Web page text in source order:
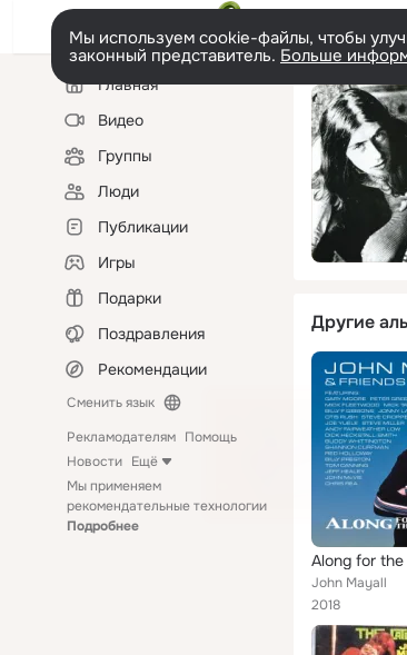
Мы используем cookie-файлы, чтобы
законный представитель. Больше
Левая
колонкаГлавная
Видео
Группы
Люди
Публикации
Игры
Подарки
Поздравления
Рекомендации
Сменить язык
Рекламодателям Помощь
Новости Ещё
Мы применяем
рекомендательные технологии
Подробнее
Другие
Along for the
John Mayall
2018